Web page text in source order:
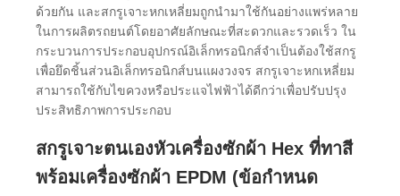
ด้วยกัน และสกรูเจาะหกเหลี่ยมถูกนำมาใช้กันอย่างแพร่หลาย
ในการผลิตรถยนต์โดยอาศัยลักษณะที่สะดวกและรวดเร็ว ใน
กระบวนการประกอบอุปกรณ์อิเล็กทรอนิกส์จำเป็นต้องใช้สกรู
เพื่อยึดชิ้นส่วนอิเล็กทรอนิกส์บนแผงวงจร สกรูเจาะหกเหลี่ยม
สามารถใช้กับไขควงหรือประแจไฟฟ้าได้ดีกว่าเพื่อปรับปรุง
ประสิทธิภาพการประกอบ
สกรูเจาะตนเองหัวเครื่องซักผ้า Hex ที่ทาสี
พร้อมเครื่องซักผ้า EPDM (ข้อกำหนด